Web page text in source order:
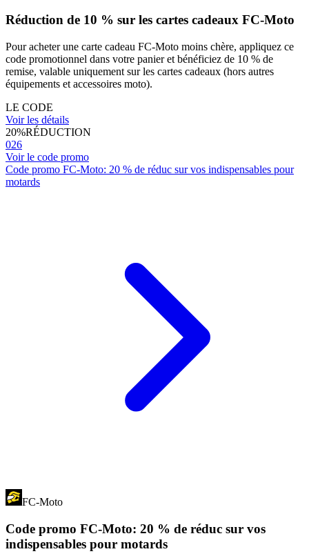
Réduction de 10 % sur les cartes cadeaux FC-Moto
Pour acheter une carte cadeau FC-Moto moins chère, appliquez ce
code promotionnel dans votre panier et bénéficiez de 10 % de
remise, valable uniquement sur les cartes cadeaux (hors autres
équipements et accessoires moto).
LE CODE
Voir les détails
20%RÉDUCTION
026
Voir le code promo
Code promo FC-Moto: 20 % de réduc sur vos indispensables pour
motards
FC-Moto
Code promo FC-Moto: 20 % de réduc sur vos
indispensables pour motards